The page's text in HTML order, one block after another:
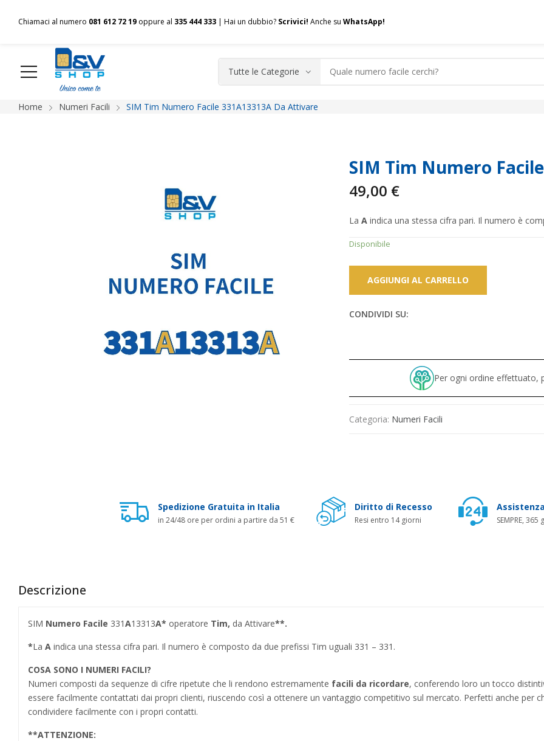
Chiamaci al numero 081 612 72 19 oppure al 335 444 333 | Hai un dubbio? Scrivici! Anche su WhatsApp!
HOME Chi siamo Shop Spedizioni Pagamenti F.A.Q. Contatti
Home Numeri Facili SIM Tim Numero Facile 331A13313A Da Attivare
SIM Tim Numero
49,00 €
La A indica una stessa cifra pari. Il numero è
Disponibile
AGGIUNGI AL CARRELLO
CONDIVIDI SU:
Per ogni ordine effettuato,
Categoria: Numeri Facili
Spedizione Gratuita in Italia
in 24/48 ore per ordini a partire da 51 €
Diritto di Recesso
Resi entro 14 giorni SEMPRE, 365
Descrizione
SIM Numero Facile 331A13313A* operatore Tim, da Attivare**.
*La A indica una stessa cifra pari. Il numero è composto da due prefissi Tim uguali 331 – 331.
COSA SONO I NUMERI FACILI?
Numeri composti da sequenze di cifre ripetute che li rendono estremamente facili da ricordare, conferendo loro un tocco
essere facilmente contattati dai propri clienti, riuscendo così a ottenere un vantaggio competitivo sul mercato. Perfetti anche per
condividere facilmente con i propri contatti.
**ATTENZIONE: